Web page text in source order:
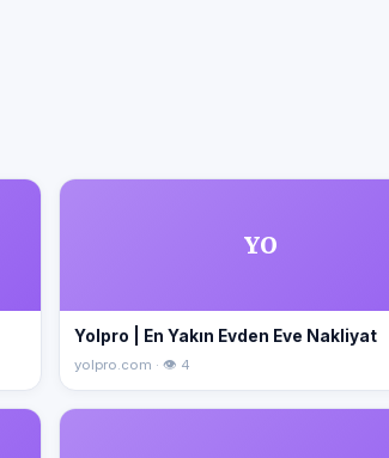
YO
Yolpro | En Yakın Evden Eve Nakliyat
yolpro.com · 👁 4